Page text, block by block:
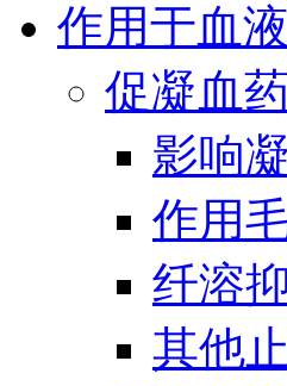
作用于血
促凝血
影响
作用
纤溶
其他